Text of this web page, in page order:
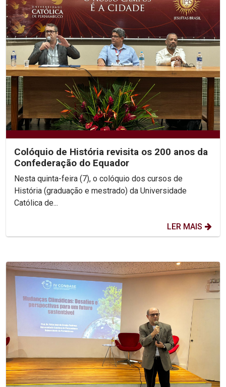
Colóquio de História revisita os 200 anos da
Confederação do Equador
Nesta quinta-feira (7), o colóquio dos cursos de
História (graduação e mestrado) da Universidade
Católica de...
LER MAIS